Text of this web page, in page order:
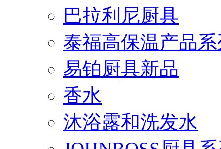
巴拉利尼厨具
泰福高保温产品
易铂厨具新品
香水
沐浴露和洗发水